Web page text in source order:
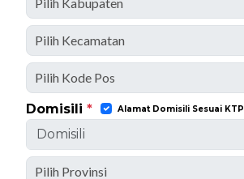
Domisili * Alamat Domisili Sesuai KTP